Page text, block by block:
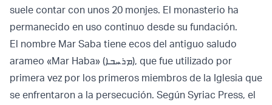
suele contar con unos 20 monjes. El monasterio ha
permanecido en uso continuo desde su fundación.
El nombre Mar Saba tiene ecos del antiguo saludo
arameo «Mar Haba» (ܡܪܚܒܐ), que fue utilizado por
primera vez por los primeros miembros de la Iglesia que
se enfrentaron a la persecución. Según Syriac Press, el